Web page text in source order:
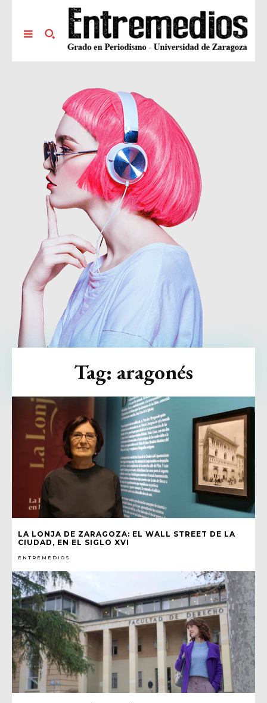
LA LONJA DE ZARAGOZA: EL WALL STREET DE LA
CIUDAD, EN EL SIGLO XVI
ENTREMEDIOS
Tag: aragonés